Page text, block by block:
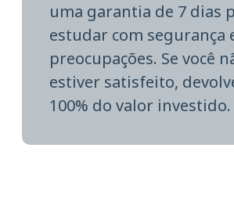
uma garantia de 7 dias
estudar com segurança
preocupações. Se você
estiver satisfeito,
100% do valor investido.